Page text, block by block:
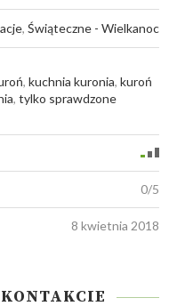
, Świąteczne - Wielkanoc
, kuchnia kuronia, kuroń
, tylko sprawdzone
0/5
8 kwietnia 2018